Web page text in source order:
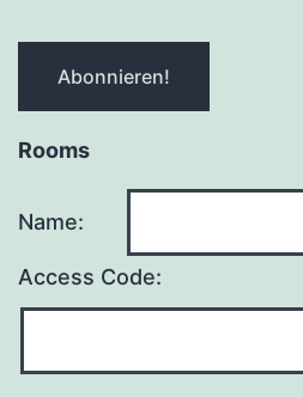
Rooms
Name:
Access Code: